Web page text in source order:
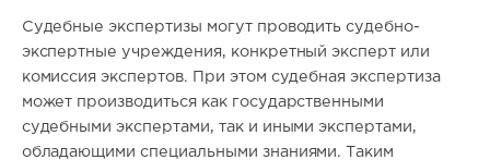
Судебные экспертизы могут проводить судебно-
экспертные учреждения, конкретный эксперт или
комиссия экспертов. При этом судебная экспертиза
может производиться как государственными
судебными экспертами, так и иными экспертами,
обладающими специальными знаниями. Таким